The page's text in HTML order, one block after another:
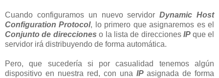
Cuando configuramos un nuevo servidorDynamic Host
Configuration Protocol, lo primero que asignaremos es el
Conjunto de direcciones o la lista de direccionesIP que el
servidor irá distribuyendo de forma automática.
Pero, que sucedería si por casualidad tenemos algún
dispositivo en nuestra red, con una IP asignada de forma